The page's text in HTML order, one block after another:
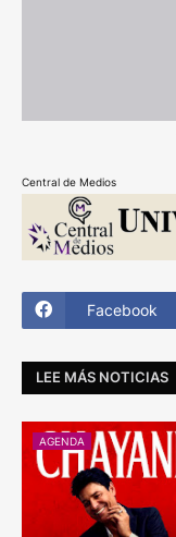
Central de Medios
Facebook
LEE MÁS NOTICIAS
AGENDA